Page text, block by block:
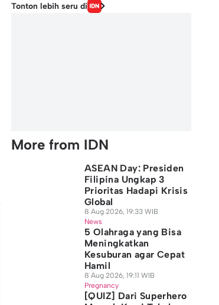
Tonton lebih seru di
More from IDN
ASEAN Day: Presiden
Filipina Ungkap 3
Prioritas Hadapi Krisis
Global
8 Aug 2026, 19:33 WIB
News
5 Olahraga yang Bisa
Meningkatkan
Kesuburan agar Cepat
Hamil
8 Aug 2026, 19:11 WIB
Pregnancy
[QUIZ] Dari Superhero